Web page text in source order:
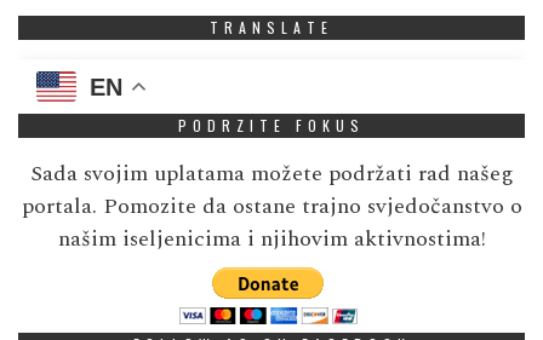
TRANSLATE
EN
PODRZITE FOKUS
Sada svojim uplatama možete podržati rad našeg
portala. Pomozite da ostane trajno svjedočanstvo o
našim iseljenicima i njihovim aktivnostima!